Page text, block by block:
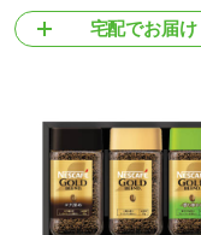
宅配でお届け